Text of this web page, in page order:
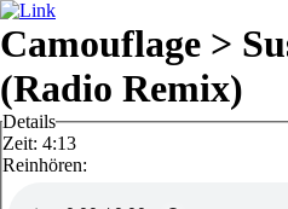
Camouflage >
(Radio Remix)
Details
Zeit: 4:13
Reinhören: